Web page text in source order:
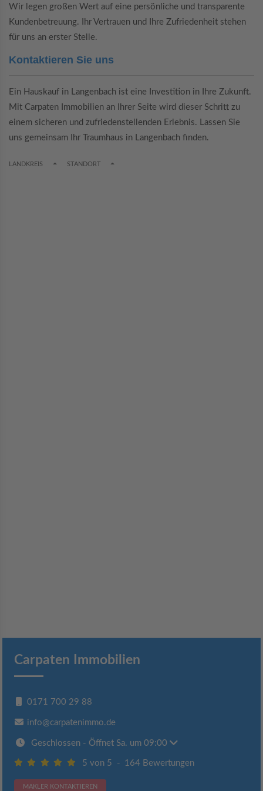
Wir legen großen Wert auf eine persönliche und transparente
Kundenbetreuung. Ihr Vertrauen und Ihre Zufriedenheit stehen
für uns an erster Stelle.
Kontaktieren Sie uns
Ein Hauskauf in Langenbach ist eine Investition in Ihre Zukunft.
Mit Carpaten Immobilien an Ihrer Seite wird dieser Schritt zu
einem sicheren und zufriedenstellenden Erlebnis. Lassen Sie
uns gemeinsam Ihr Traumhaus in Langenbach finden.
LANDKREIS TOGGLE DROPDOWN
STANDORT TOGGLE DROPDOWN
Carpaten Immobilien
0171 700 29 88
info@carpatenimmo.de
Geschlossen - Öffnet Sa. um 09:00
5 von 5 - 164 Bewertungen
MAKLER KONTAKTIEREN